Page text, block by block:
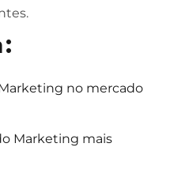
no mercado
Marketing mais